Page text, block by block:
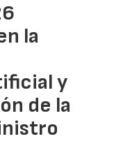
la
y
de la